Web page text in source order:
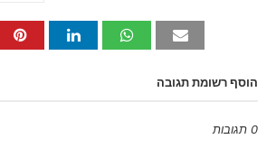
הוסף רשומת תגובה
0 תגובות